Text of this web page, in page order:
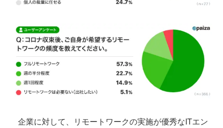
企業に対して、リモートワークの実施が優秀なITエン